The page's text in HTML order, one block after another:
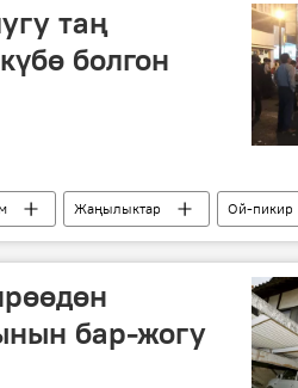
таң
болгон
Жаңылыктар
Ой-пикир
жер титирөө
бар-жогу